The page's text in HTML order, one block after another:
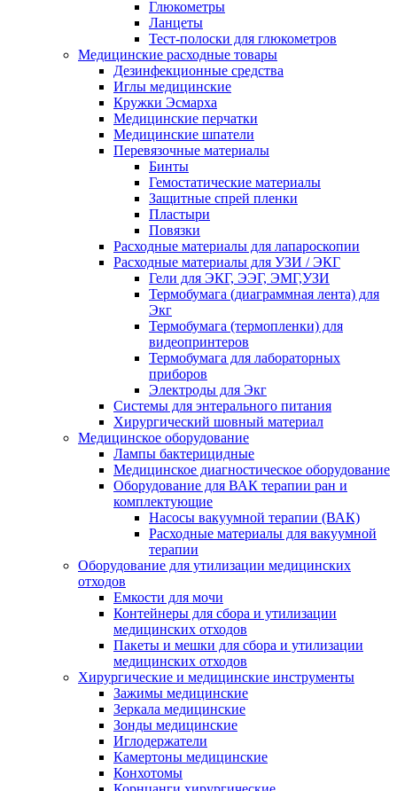
Глюкометры
Ланцеты
Тест-полоски для глюкометров
Медицинские расходные товары
Дезинфекционные средства
Иглы медицинские
Кружки Эсмарха
Медицинские перчатки
Медицинские шпатели
Перевязочные материалы
Бинты
Гемостатические материалы
Защитные спрей пленки
Пластыри
Повязки
Расходные материалы для лапароскопии
Расходные материалы для УЗИ / ЭКГ
Гели для ЭКГ, ЭЭГ, ЭМГ,УЗИ
Термобумага (диаграммная лента) для
Экг
Термобумага (термопленки) для
видеопринтеров
Термобумага для лабораторных
приборов
Электроды для Экг
Системы для энтерального питания
Хирургический шовный материал
Медицинское оборудование
Лампы бактерицидные
Медицинское диагностическое оборудование
Оборудование для ВАК терапии ран и
комплектующие
Насосы вакуумной терапии (ВАК)
Расходные материалы для вакуумной
терапии
Оборудование для утилизации медицинских
отходов
Емкости для мочи
Контейнеры для сбора и утилизации
медицинских отходов
Пакеты и мешки для сбора и утилизации
медицинских отходов
Хирургические и медицинские инструменты
Зажимы медицинские
Зеркала медицинские
Зонды медицинские
Иглодержатели
Камертоны медицинские
Конхотомы